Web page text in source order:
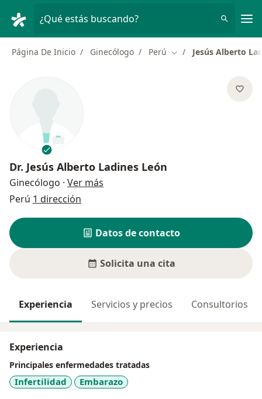
¿Qué estás buscando?
Página De Inicio Ginecólogo Perú Cambiar de ciudad
Jesús Alberto
Dr. Jesús Alberto Ladines León
Ginecólogo · Ver más
Perú 1 dirección
Datos de contacto
Solicita una cita
Experiencia Servicios y precios Consultorios
Experiencia
Principales enfermedades tratadas
Infertilidad Embarazo